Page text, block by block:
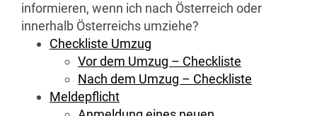
informieren, wenn ich nach Österreich oder
innerhalb Österreichs umziehe?
Checkliste Umzug
Vor dem Umzug – Checkliste
Nach dem Umzug – Checkliste
Meldepflicht